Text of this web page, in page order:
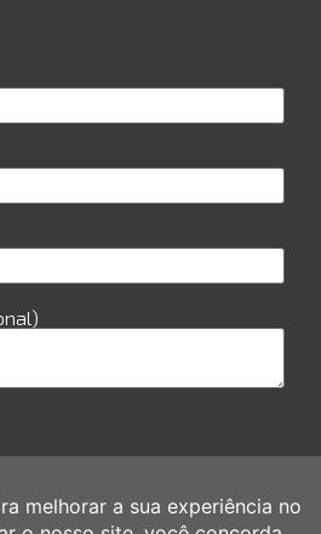
29 - Candeias - Jaboatão dos